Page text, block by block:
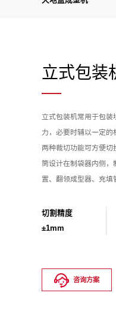
立式包装
立式包装机常用于包
力，必要时辅以一定的
两种裁切功能可方便切
筒设计在制袋器内侧，
置、翻领成型器、充填
切割精度
±1mm
咨询方案